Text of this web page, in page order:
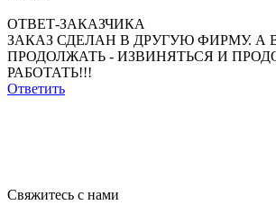
ОТВЕТ-ЗАКАЗЧИКА
ЗАКАЗ СДЕЛАН В ДРУГУЮ ФИРМУ. А
ПРОДОЛЖАТЬ - ИЗВИНЯТЬСЯ И
РАБОТАТЬ!!!
Ответить
Свяжитесь с нами